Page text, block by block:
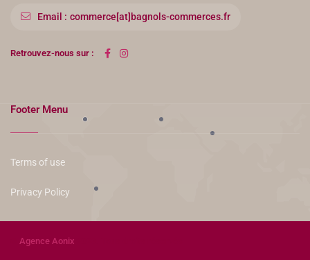
Email : commerce[at]bagnols-commerces.fr
Retrouvez-nous sur :
Footer Menu
Terms of use
Privacy Policy
Agence Aonix